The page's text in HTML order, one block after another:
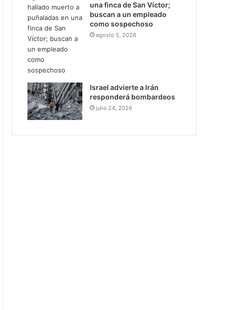
una finca de San Víctor;
buscan a un empleado
como sospechoso
agosto 5, 2026
Israel advierte a Irán
responderá bombardeos
julio 24, 2026